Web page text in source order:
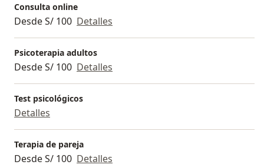
Consulta online
Desde S/ 100 Detalles
Psicoterapia adultos
Desde S/ 100 Detalles
Test psicológicos
Detalles
Terapia de pareja
Desde S/ 100 Detalles